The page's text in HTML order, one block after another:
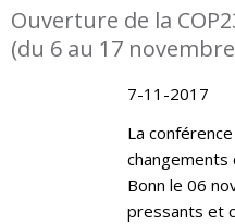
Ouverture de la
(du 6 au 17
7-11-2017
La
changements
Bonn le 06
pressants et